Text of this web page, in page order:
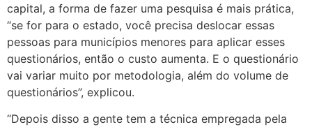
capital, a forma de fazer uma pesquisa é mais prática,
“se for para o estado, você precisa deslocar essas
pessoas para municípios menores para aplicar esses
questionários, então o custo aumenta. E o questionário
vai variar muito por metodologia, além do volume de
questionários”, explicou.
“Depois disso a gente tem a técnica empregada pela